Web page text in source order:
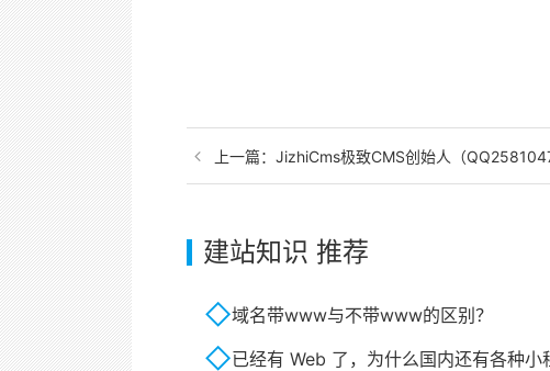
上一篇： JizhiCms极致CMS创始人（
建站知识 推荐
域名带www与不带www的区别？
已经有 Web 了，为什么国内还有各种小